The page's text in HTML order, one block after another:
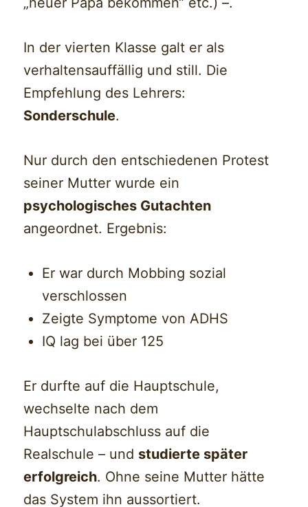
In der vierten Klasse galt er als
verhaltensauffällig und still. Die
Empfehlung des Lehrers:
Sonderschule.
Nur durch den entschiedenen Protest
seiner Mutter wurde ein
psychologisches Gutachten
angeordnet. Ergebnis:
Er war durch Mobbing sozial
verschlossen
Zeigte Symptome von ADHS
IQ lag bei über 125
Er durfte auf die Hauptschule,
wechselte nach dem
Hauptschulabschluss auf die
Realschule – und studierte später
erfolgreich. Ohne seine Mutter hätte
das System ihn aussortiert.